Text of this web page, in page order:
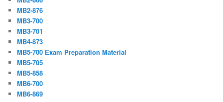
MB2-876
MB3-700
MB3-701
MB4-873
MB5-700 Exam Preparation Material
MB5-705
MB5-858
MB6-700
MB6-869